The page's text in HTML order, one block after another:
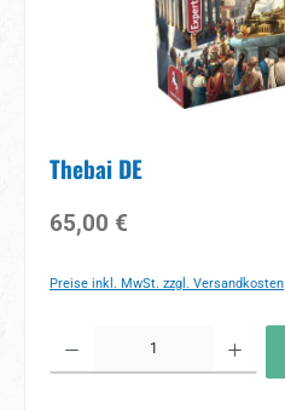
Thebai DE
Regulärer Preis:
65,00 €
Preise inkl. MwSt. zzgl. Versandkosten